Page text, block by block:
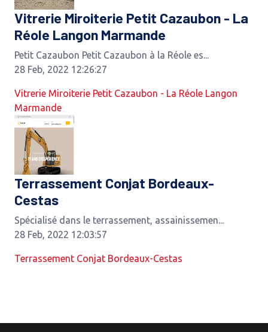
Vitrerie Miroiterie Petit Cazaubon - La
Réole Langon Marmande
Petit Cazaubon Petit Cazaubon à la Réole es...
28 Feb, 2022 12:26:27
Vitrerie Miroiterie Petit Cazaubon - La Réole Langon
Marmande
Terrassement Conjat Bordeaux-
Cestas
Spécialisé dans le terrassement, assainissemen...
28 Feb, 2022 12:03:57
Terrassement Conjat Bordeaux-Cestas